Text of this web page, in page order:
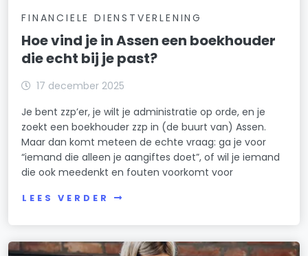
FINANCIELE DIENSTVERLENING
Hoe vind je in Assen een boekhouder
die echt bij je past?
17 december 2025
Je bent zzp’er, je wilt je administratie op orde, en je
zoekt een boekhouder zzp in (de buurt van) Assen.
Maar dan komt meteen de echte vraag: ga je voor
“iemand die alleen je aangiftes doet”, of wil je iemand
die ook meedenkt en fouten voorkomt voor
LEES VERDER